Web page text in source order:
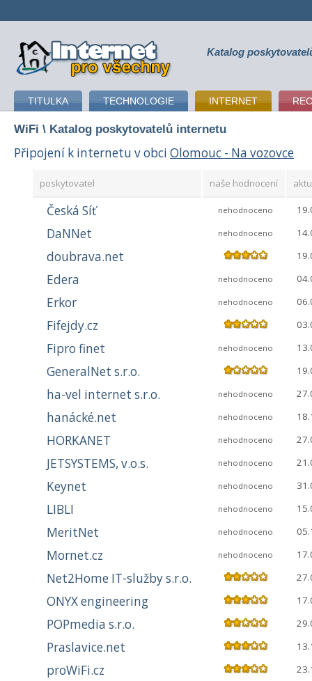
připojení k internetu Katalog
TITULKA TECHNOLOGIE INTERNET
WiFi \ Katalog poskytovatelů internetu
Připojení k internetu v obci Olomouc - Na vozovce
poskytovatel naše hodnocení
Česká Síť nehodnoceno
DaNNet nehodnoceno
doubrava.net
Edera nehodnoceno
Erkor nehodnoceno
Fifejdy.cz
Fipro finet nehodnoceno
GeneralNet s.r.o.
ha-vel internet s.r.o. nehodnoceno
hanácké.net nehodnoceno
HORKANET nehodnoceno
JETSYSTEMS, v.o.s. nehodnoceno
Keynet nehodnoceno
LIBLI nehodnoceno
MeritNet nehodnoceno
Mornet.cz nehodnoceno
Net2Home IT-služby s.r.o.
ONYX engineering
POPmedia s.r.o.
Praslavice.net
proWiFi.cz